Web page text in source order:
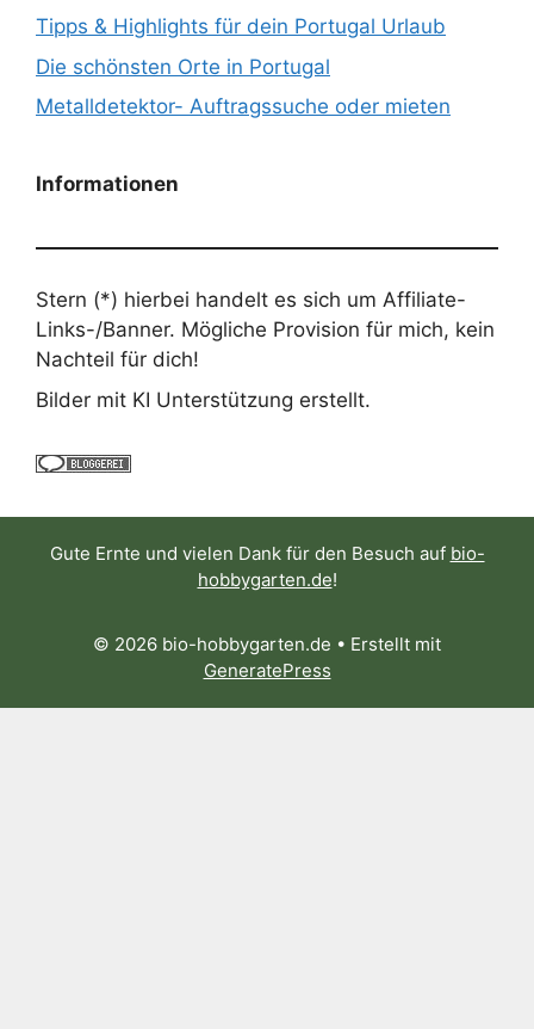
Tipps & Highlights für dein Portugal Urlaub
Die schönsten Orte in Portugal
Metalldetektor- Auftragssuche oder mieten
Informationen
Stern (*) hierbei handelt es sich um Affiliate-
Links-/Banner. Mögliche Provision für mich, kein
Nachteil für dich!
Bilder mit KI Unterstützung erstellt.
Gute Ernte und vielen Dank für den Besuch auf bio-
hobbygarten.de!
© 2026 bio-hobbygarten.de • Erstellt mit
GeneratePress